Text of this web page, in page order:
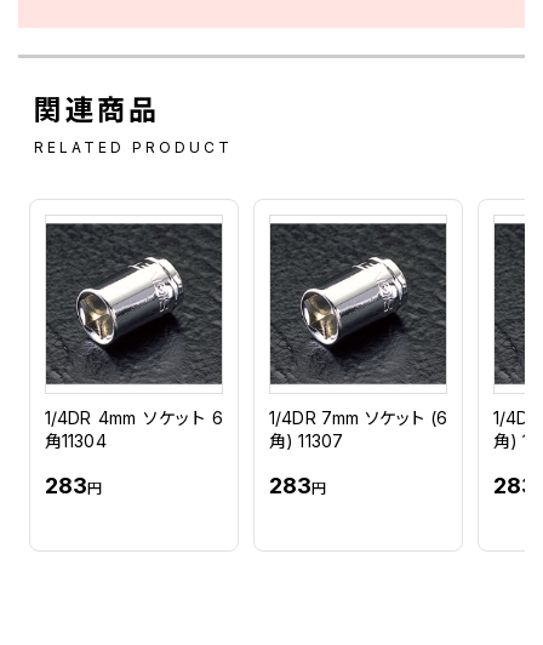
関連商品
RELATED PRODUCT
1/4DR 4mm ソケット 6
角11304
283円
1/4DR 7mm ソケット (6
角) 11307
283円
1/
角)
283